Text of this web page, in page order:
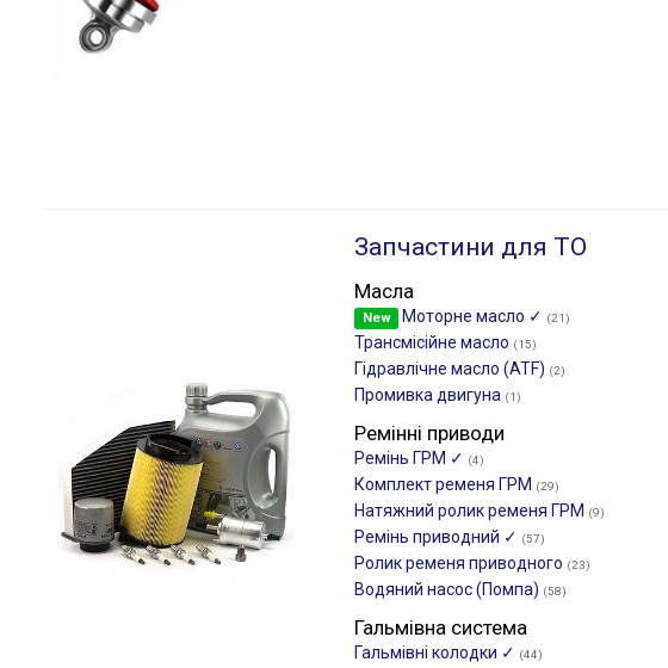
Запчастини для ТО
Масла
New Моторне масло ✓ (21)
Трансмісійне масло (15)
Гідравлічне масло (ATF) (2)
Промивка двигуна (1)
Ремінні приводи
Ремінь ГРМ ✓ (4)
Комплект ременя ГРМ (29)
Натяжний ролик ременя ГРМ (9)
Ремінь приводний ✓ (57)
Ролик ременя приводного (23)
Водяний насос (Помпа) (58)
Гальмівна система
Гальмівні колодки ✓ (44)